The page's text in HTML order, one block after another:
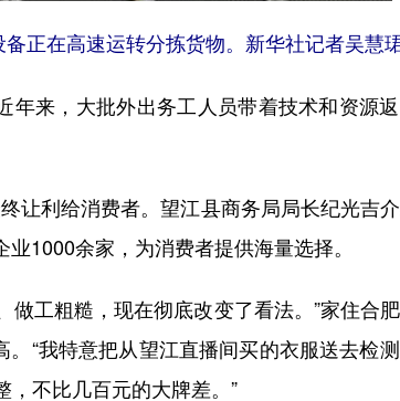
正在高速运转分拣货物。新华社记者吴慧
来，大批外出务工人员带着技术和资源返
利给消费者。望江县商务局局长纪光吉介
1000余家，为消费者提供海量选择。
工粗糙，现在彻底改变了看法。”家住合
“我特意把从望江直播间买的衣服送去检测
，不比几百元的大牌差。”